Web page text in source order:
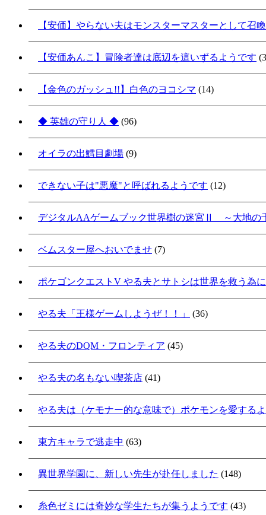
【安価】やらない夫はモンスターマスターとして召
【安価あんこ】冒険者達は底辺を這いずるようです
【金色のガッシュ!!】白色のヨコシマ (14)
◆ 英雄の守り人 ◆ (96)
オイラの出鱈目劇場 (9)
できない子は"悪魔"と呼ばれるようです (12)
デジタルAAゲームブック世界樹の迷宮Ⅱ ～大地の
ベムスター屋へおいでませ (7)
ポケゴンクエストV やる夫とサトシは世界を救う為
やる夫「王様ゲームしようぜ！！」 (36)
やる夫のDQM・フロンティア (45)
やる夫の名もない喫茶店 (41)
やる夫は（ケモナー的な意味で）ポケモンを愛する
東方キャラで逃走中 (63)
異世界学園に、新しい先生が赴任しました (148)
糸色ゼミには奇妙な学生たちが集うようです (43)